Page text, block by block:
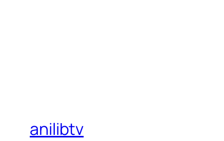
anilibtv